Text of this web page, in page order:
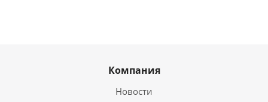
Компания
Новости